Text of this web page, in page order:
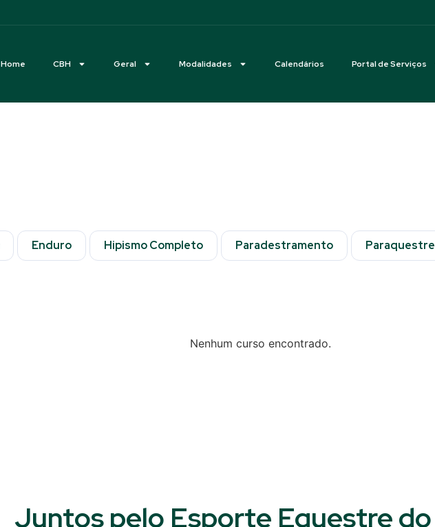
Home CBH Geral Modalidades Calendários Portal de Serviços
Enduro Hipismo Completo Paradestramento Paraquestre
Nenhum curso encontrado.
Juntos pelo Esporte Equestre do